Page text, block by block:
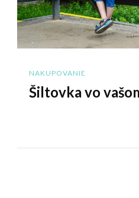
NAKUPOVANIE
Šiltovka vo